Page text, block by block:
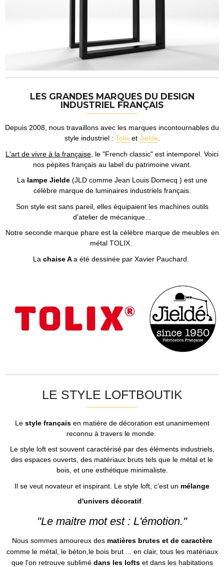
LES GRANDES MARQUES DU DESIGN
INDUSTRIEL FRANÇAIS
Depuis 2008, nous travaillons avec les marques incontournables du
style industriel : Tolixet Jielde
L'art de vivre à la française , le "French classic" est intemporel. Voici
nos pépites français au label du patrimoine vivant.
La lampe Jielde(JLD comme Jean Louis Domecq ) est une
célèbre marque de luminaires industriels français.
Son style est sans pareil, elles équipaient les machines outils
d'atelier de mécanique...
Notre seconde marque phare est la célèbre marque de meubles en
métal TOLIX.
La chaise Aa été dessinée par Xavier Pauchard.
LE STYLE LOFTBOUTIK
Le style françaisen matière de décoration est unanimement
reconnu à travers le monde.
Le style loft est souvent caractérisé par des éléments industriels,
des espaces ouverts, des matériaux bruts tels que le métal et le
bois, et une esthétique minimaliste.
Il se veut novateur et inspirant. Le style loft, c'est un mélange
d'univers décoratif
"Le maitre mot est : L'émotion."
Nous sommes amoureux des matières brutes et de caractère
comme le métal, le béton,le bois brut ... en clair, tous les matériaux
que l'on retrouve sublimé dans les loftset dans les habitations